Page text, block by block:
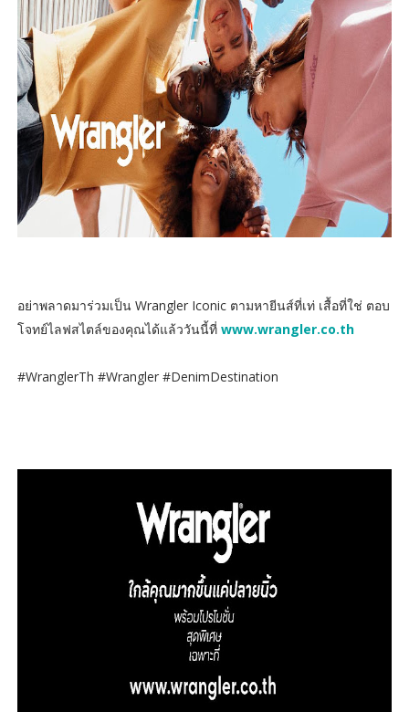
อย่าพลาดมาร่วมเป็น Wrangler Iconic ตามหายีนส์ที่เท่ เสื้อที่ใช่ ตอบ
โจทย์ไลฟสไตล์ของคุณได้แล้ววันนี้ที่ www.wrangler.co.th
#WranglerTh #Wrangler #DenimDestination